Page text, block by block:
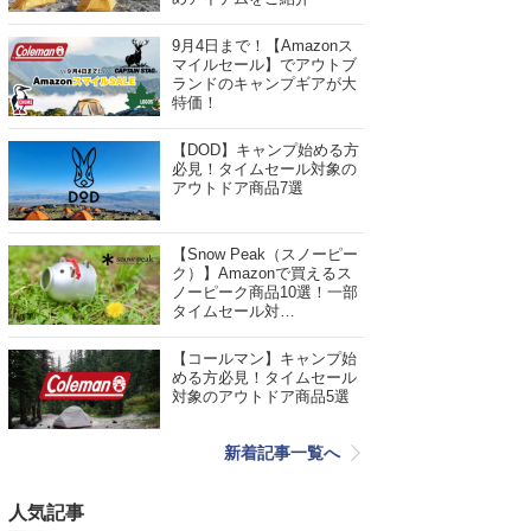
9月4日まで！【Amazonス
マイルセール】でアウトブ
ランドのキャンプギアが大
特価！
【DOD】キャンプ始める方
必見！タイムセール対象の
アウトドア商品7選
【Snow Peak（スノーピー
ク）】Amazonで買えるス
ノーピーク商品10選！一部
タイムセール対…
【コールマン】キャンプ始
める方必見！タイムセール
対象のアウトドア商品5選
新着記事一覧へ
人気記事